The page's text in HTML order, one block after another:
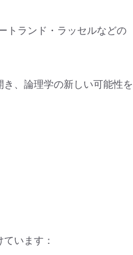
トランド・ラッセルなどの
、論理学の新しい可能性を
います：